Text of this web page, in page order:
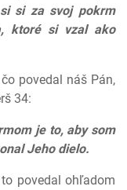
si za svoj pokrm
ktoré si vzal ako
povedal náš Pán,
34:
je to, aby som
Jeho dielo.
povedal ohľadom